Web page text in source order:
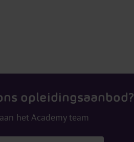
opleidingsaanbod?
het Academy team